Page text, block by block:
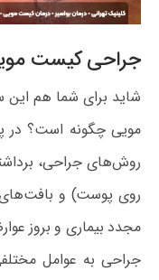
جراحی کیست
شاید برای شما هم
مویی چگونه است؟ در
روش‌های جراحی،
روی پوست) و بافت‌های
مجدد بیماری و بروز
جراحی به عوامل